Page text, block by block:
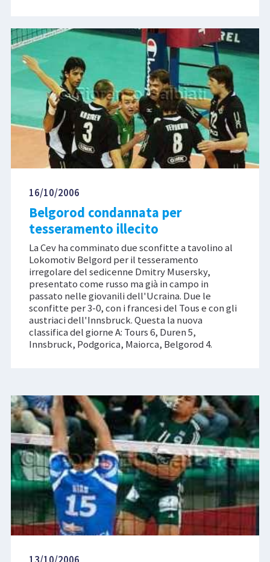
16/10/2006
Belgorod condannata per
tesseramento illecito
La Cev ha comminato due sconfitte a tavolino al
Lokomotiv Belgord per il tesseramento
irregolare del sedicenne Dmitry Musersky,
presentato come russo ma già in campo in
passato nelle giovanili dell'Ucraina. Due le
sconfitte per 3-0, con i francesi del Tous e con gli
austriaci dell'Innsbruck. Questa la nuova
classifica del giorne A: Tours 6, Duren 5,
Innsbruck, Podgorica, Maiorca, Belgorod 4.